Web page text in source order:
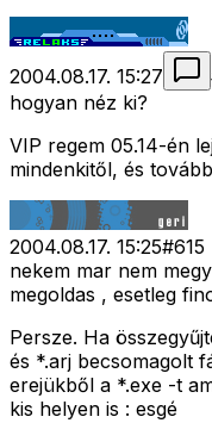
2004.08.17. 15:27
hogyan néz ki?
VIP regem 05.14-én
mindenkitől, és
2004.08.17. 15:25#615
nekem mar nem
megoldas , esetleg
Persze. Ha
és *.arj becsomagolt
erejükből a *.exe -t
kis helyen is : esgé